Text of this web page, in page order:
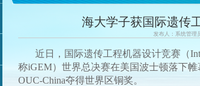
海大学子获国际遗传
发布人：系统管理
近日，国际遗传工程机器设计竞赛（
称iGEM）世界总决赛在美国波士顿落下
OUC-China夺得世界区铜奖。